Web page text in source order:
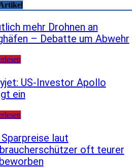
mehr Drohnen an
– Debatte um Abwehr
US-Investor Apollo
ein
Sparpreise laut
oft teurer